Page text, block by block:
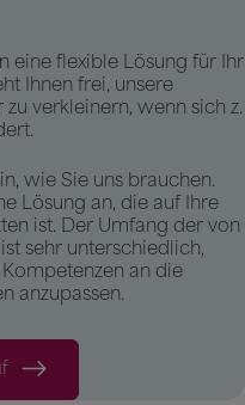
eine flexible Lösung für Ihr
Ihnen frei, unsere
verkleinern, wenn sich z.
wie Sie uns brauchen.
Lösung an, die auf Ihre
ist. Der Umfang der von
sehr unterschiedlich,
an die
anzupassen.